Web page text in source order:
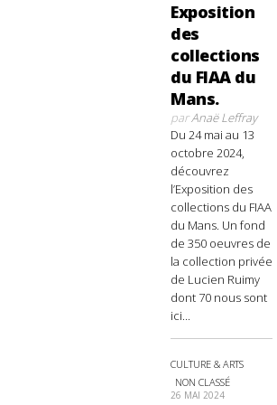
Exposition
des
collections
du FIAA du
Mans.
parAnaë Leffray
Du 24 mai au 13
octobre 2024,
découvrez
l’Exposition des
collections du FIAA
du Mans. Un fond
de 350 oeuvres de
la collection privée
de Lucien Ruimy
dont 70 nous sont
ici...
CULTURE & ARTS
NON CLASSÉ
26 MAI 2024